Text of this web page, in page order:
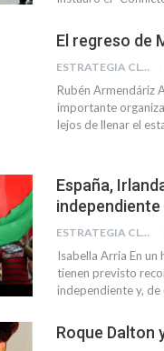
El regreso de
ESTRATEGIA CLAE
Rubén Armendáriz
importante
lejos de llenar el
España,
independiente
ESTRATEGIA CLAE
Isabella Arria En
tienen previsto
independiente y,
Roque Dalton